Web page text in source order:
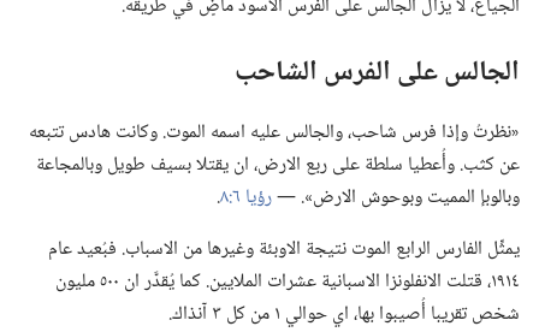
الجالس على الفرس الشاحب
‏«نظرتُ وإذا فرس شاحب،‏ والجالس عليه اسمه الموت.‏ وكانت هادس تتبعه
عن كثب.‏ وأُعطيا سلطة على ربع الارض،‏ ان يقتلا بسيف طويل وبالمجاعة
وبالوبإ المميت وبوحوش الارض».‏ —‏رؤيا ٦:‏٨
‏.‏
يمثِّل الفارس الرابع الموت نتيجة الاوبئة وغيرها من الاسباب.‏ فبُعيد عام
١٩١٤،‏ قتلت الانفلونزا الاسبانية عشرات الملايين.‏ كما يُقدَّر ان ٥٠٠ مليون
شخص تقريبا أُصيبوا بها،‏ اي حوالي ١ من كل ٣ آنذاك.‏